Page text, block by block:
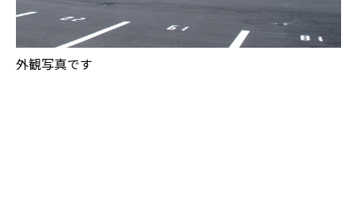
外観写真です